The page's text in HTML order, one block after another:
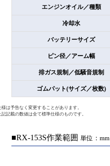
エンジンオイル／種類
冷却水
バッテリーサイズ
ピン径／アーム幅
排ガス規制／低騒音規制
ゴムパット(サイズ／枚数)
様は予告なく変更することがあります。
記記載の数値は全て標準仕様のものです。
■RX-153S作業範囲単位：mm